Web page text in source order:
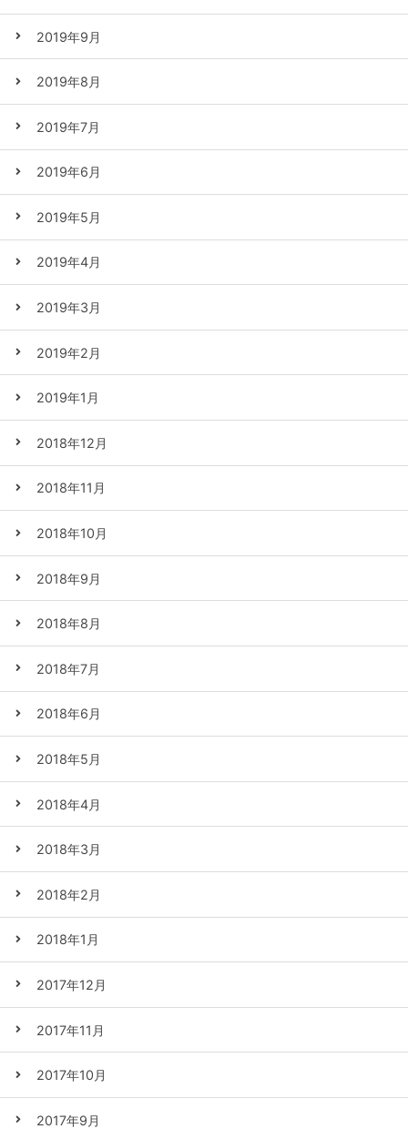
2019年9月
2019年8月
2019年7月
2019年6月
2019年5月
2019年4月
2019年3月
2019年2月
2019年1月
2018年12月
2018年11月
2018年10月
2018年9月
2018年8月
2018年7月
2018年6月
2018年5月
2018年4月
2018年3月
2018年2月
2018年1月
2017年12月
2017年11月
2017年10月
2017年9月